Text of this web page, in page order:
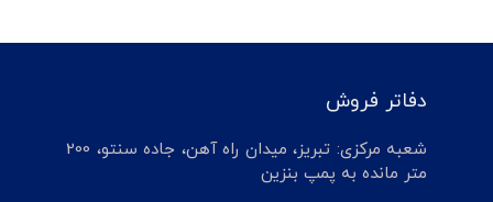
دفاتر فروش
شعبه مرکزی: تبریز، میدان راه آهن، جاده سنتو، 200
متر مانده به پمپ بنزین